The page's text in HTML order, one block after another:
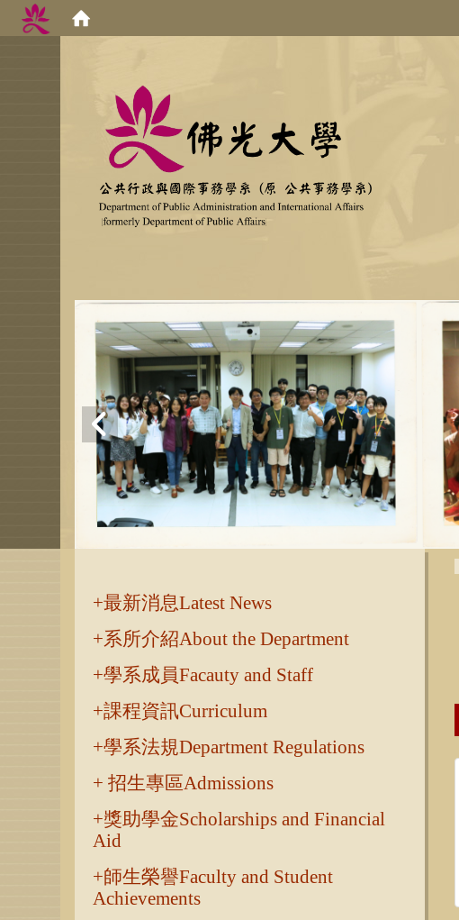
最新消息Latest News
系所介紹About the Department
學系成員Facauty and Staff
課程資訊Curriculum
學系法規Department Regulations
招生專區Admissions
獎助學金Scholarships and Financial
Aid
師生榮譽Faculty and Student
Achievements